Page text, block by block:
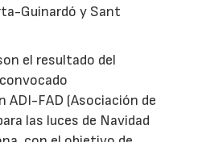
Guinardó y Sant
el resultado del
FAD (Asociación de
las luces de Navidad